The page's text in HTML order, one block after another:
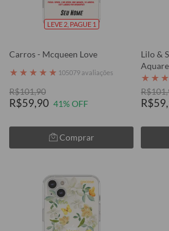
LEVE 2, PAGUE 1
Carros - Mcqueen Love
★ ★ ★ ★ ★ 105079 avaliações
R$101,90
R$59,90 41% OFF
Comprar
Lilo &
★ ★ ★